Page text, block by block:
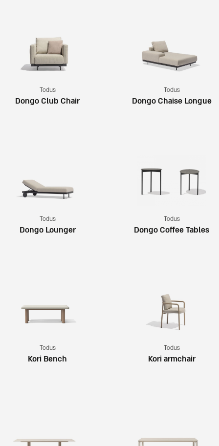
Todus
Dongo Chaise Longue
Todus
Dongo Club Chair
Todus
Dongo Coffee Tables
Todus
Dongo Lounger
Todus
Kori armchair
Todus
Kori Bench